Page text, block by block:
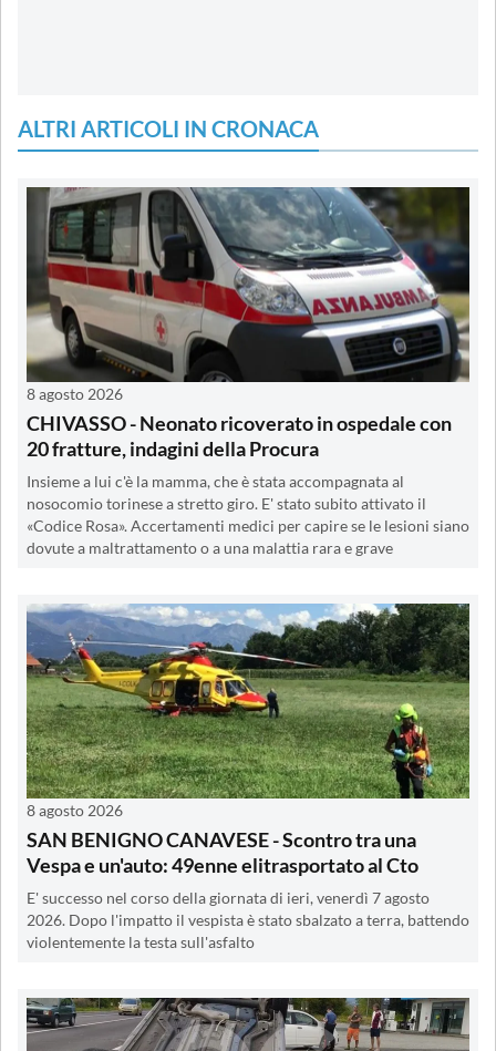
ALTRI ARTICOLI IN CRONACA
8 agosto 2026
CHIVASSO - Neonato ricoverato in ospedale con
20 fratture, indagini della Procura
Insieme a lui c'è la mamma, che è stata accompagnata al
nosocomio torinese a stretto giro. E' stato subito attivato il
«Codice Rosa». Accertamenti medici per capire se le lesioni siano
dovute a maltrattamento o a una malattia rara e grave
8 agosto 2026
SAN BENIGNO CANAVESE - Scontro tra una
Vespa e un'auto: 49enne elitrasportato al Cto
E' successo nel corso della giornata di ieri, venerdì 7 agosto
2026. Dopo l'impatto il vespista è stato sbalzato a terra, battendo
violentemente la testa sull'asfalto